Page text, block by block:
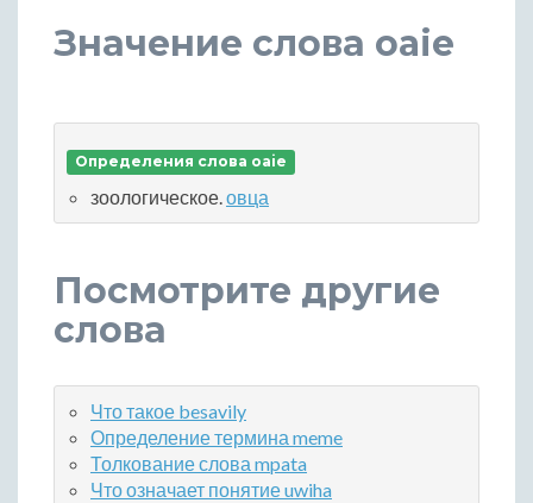
Значение слова oaie
Определения слова oaie
зоологическое.овца
Посмотрите другие
слова
Что такое besavily
Определение термина meme
Толкование слова mpata
Что означает понятие uwiha